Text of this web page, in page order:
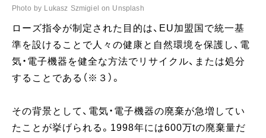
Photo by Lukasz Szmigiel on Unsplash
ローズ指令が制定された目的は、EU加盟国で統一基
準を設けることで人々の健康と自然環境を保護し、電
気・電子機器を健全な方法でリサイクル、または処分
することである（※３）。
その背景として、電気・電子機器の廃棄が急増してい
たことが挙げられる。1998年には600万tの廃棄量だ